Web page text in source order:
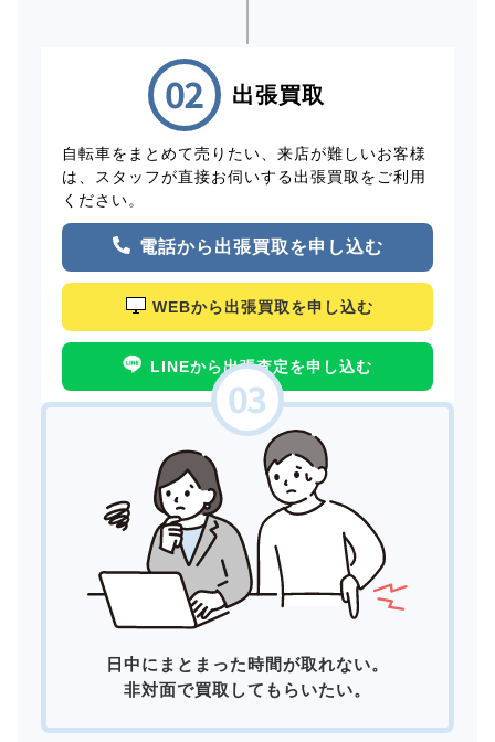
出張買取
自転車をまとめて売りたい、来店が難しいお客様
は、スタッフが直接お伺いする出張買取をご利用
ください。
電話から出張買取を申し込む
WEBから出張買取を申し込む
LINEから出張査定を申し込む
日中にまとまった時間が取れない。
非対面で買取してもらいたい。